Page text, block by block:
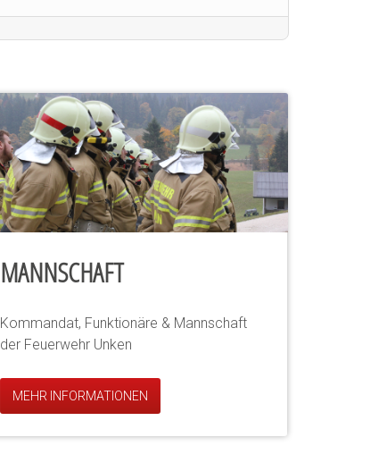
MANNSCHAFT
Kommandat, Funktionäre & Mannschaft
der Feuerwehr Unken
MEHR INFORMATIONEN